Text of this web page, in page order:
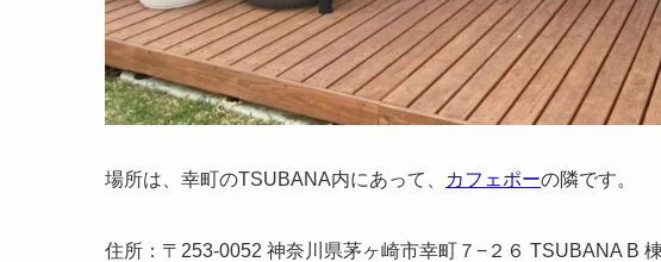
場所は、幸町のTSUBANA内にあって、 カフェポーの隣です。
住所：〒253-0052 神奈川県茅ヶ崎市幸町７−２６ TSUBANA B